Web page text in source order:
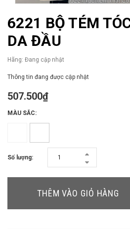
6221 BỘ TÉM
DA ĐẦU
Hãng: Đang cập nhật
Thông tin đang được cập nhật
507.500₫
MÀU SẮC:
Số lượng:
THÊM VÀO GIỎ HÀNG